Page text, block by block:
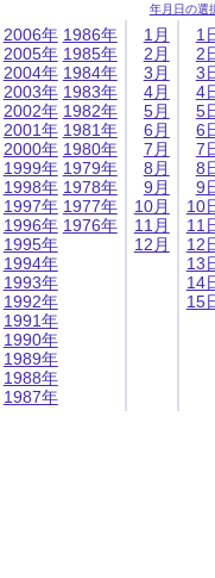
年月日の選
2006年
2005年
2004年
2003年
2002年
2001年
2000年
1999年
1998年
1997年
1996年
1995年
1994年
1993年
1992年
1991年
1990年
1989年
1988年
1987年
1986年
1985年
1984年
1983年
1982年
1981年
1980年
1979年
1978年
1977年
1976年
1月
2月
3月
4月
5月
6月
7月
8月
9月
10月
11月
12月
1
2
3
4
5
6
7
8
9
10
11
12
13
14
15